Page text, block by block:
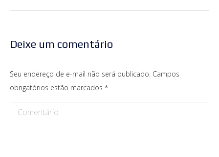
Deixe um comentário
Seu endereço de e-mail não será publicado. Campos
obrigatórios estão marcados *
Comentário